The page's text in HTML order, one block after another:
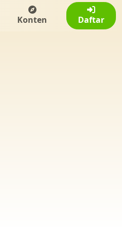
Konten Daftar